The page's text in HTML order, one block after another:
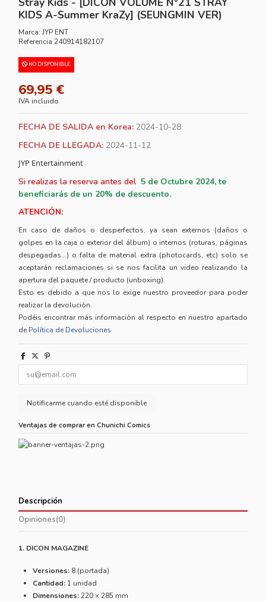
KIDS A-Summer KraZy] (SEUNGMIN VER)
Marca: JYP ENT
Referencia 240914182107
NO DISPONIBLE
69,95 €
IVA incluido
FECHA DE SALIDA en Korea: 2024-10-28
FECHA DE LLEGADA: 2024-11-12
JYP Entertainment
Si realizas la reserva antes del 5 de Octubre 2024, te
beneficiarás de un 20% de descuento.
ATENCIÓN:
En caso de daños o desperfectos, ya sean externos (daños o
golpes en la caja o exterior del álbum) o internos (roturas, páginas
despegadas...) o falta de material extra (photocards, etc) solo se
aceptarán reclamaciones si se nos facilita un video realizando la
apertura del paquete / producto (unboxing).
Esto es debido a que nos lo exige nuestro proveedor para poder
realizar la devolución.
Podéis encontrar más información al respecto en nuestro apartado
de Política de Devoluciones
Ventajas de comprar en Chunichi Comics
Descripción
Opiniones(0)
1. DICON MAGAZINE
Versiones: 8 (portada)
Cantidad: 1 unidad
Dimensiones:220 × 285 mm